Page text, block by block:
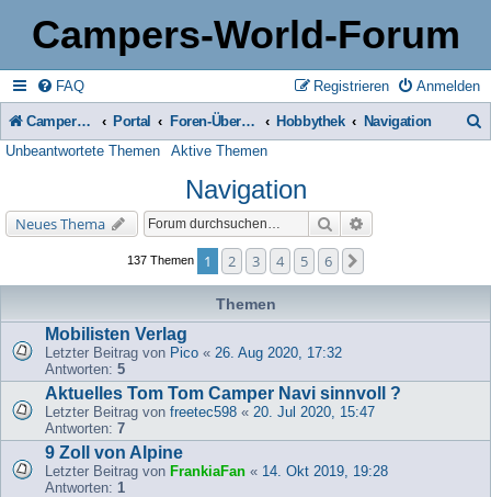
Campers-World-Forum
FAQ Anmelden
Registrieren
Campers-World-Forum Portal Foren-Übersicht Hobbythek Navigation
Unbeantwortete Themen Aktive Themen
Navigation
Neues Thema Suche
137 Themen 1 2 3 4 5 6
Themen
Mobilisten Verlag
Letzter Beitrag von Pico « 26. Aug 2020, 17:32
Antworten: 5
Aktuelles Tom Tom Camper Navi sinnvoll ?
Letzter Beitrag von freetec598 « 20. Jul 2020, 15:47
Antworten: 7
9 Zoll von Alpine
Letzter Beitrag von FrankiaFan « 14. Okt 2019, 19:28
Antworten: 1